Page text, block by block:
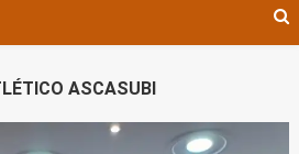
ASCASUBI